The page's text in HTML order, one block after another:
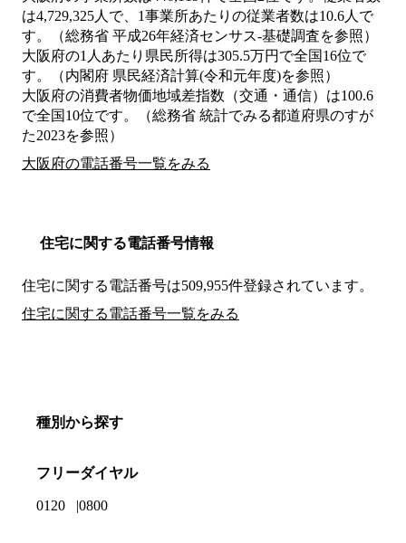
は4,729,325人で、1事業所あたりの従業者数は10.6人で
す。（総務省 平成26年経済センサス‐基礎調査を参照）
大阪府の1人あたり県民所得は305.5万円で全国16位で
す。（内閣府 県民経済計算(令和元年度)を参照）
大阪府の消費者物価地域差指数（交通・通信）は100.6
で全国10位です。（総務省 統計でみる都道府県のすが
た2023を参照）
大阪府の電話番号一覧をみる
住宅に関する電話番号情報
住宅に関する電話番号は509,955件登録されています。
住宅に関する電話番号一覧をみる
種別から探す
フリーダイヤル
0120 0800